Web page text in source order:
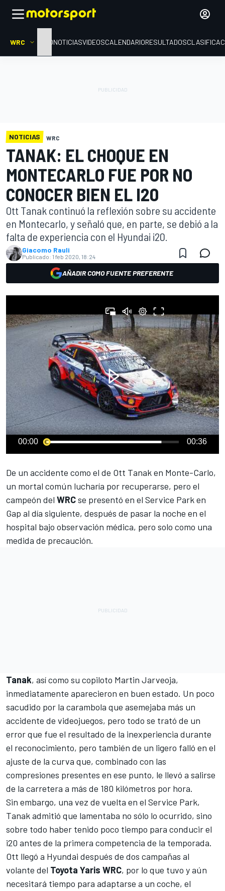
WRC INICIONOTICIASVIDEOSCALENDARIORESULTADOS
NOTICIAS WRC
TANAK: EL CHOQUE EN
MONTECARLO FUE POR NO
CONOCER BIEN EL I20
Ott Tanak continuó la reflexión sobre su accidente
en Montecarlo, y señaló que, en parte, se debió a la
falta de experiencia con el Hyundai i20.
Giacomo Rauli
Publicado: 1 feb 2020, 18:24
AÑADIR COMO FUENTE PREFERENTE
00:00 00:36
De un accidente como el de Ott Tanak en Monte-Carlo,
un mortal común lucharía por recuperarse, pero el
campeón del WRCse presentó en el Service Park en
Gap al día siguiente, después de pasar la noche en el
hospital bajo observación médica, pero solo como una
medida de precaución.
Tanak, así como su copiloto Martin Jarveoja,
inmediatamente aparecieron en buen estado. Un poco
sacudido por la carambola que asemejaba más un
accidente de videojuegos, pero todo se trató de un
error que fue el resultado de la inexperiencia durante
el reconocimiento, pero también de un ligero falló en el
ajuste de la curva que, combinado con las
compresiones presentes en ese punto, le llevó a salirse
de la carretera a más de 180 kilómetros por hora.
Sin embargo, una vez de vuelta en el Service Park,
Tanakadmitió que lamentaba no sólo lo ocurrido, sino
sobre todo haber tenido poco tiempo para conducir el
i20 antes de la primera competencia de la temporada.
Ott llegó a Hyundai después de dos campañas al
volante del Toyota Yaris WRC, por lo que tuvo y aún
necesitará tiempo para adaptarse a un coche, el